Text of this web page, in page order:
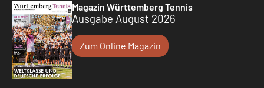
Magazin Württemberg Tennis
Ausgabe August 2026
Zum Online Magazin